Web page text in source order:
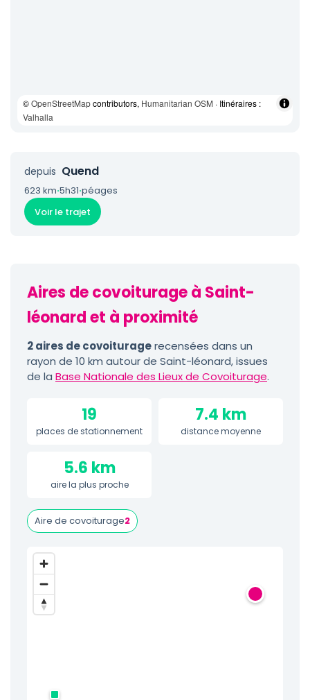
©OpenStreetMapcontributors, Humanitarian OSM · Itinéraires :
Valhalla
depuis Quend
623 km·5h31·péages
Voir le trajet
Aires de covoiturage à Saint-
léonard et à proximité
2 aires de covoituragerecensées dans un
rayon de 10 km autour de Saint-léonard, issues
de la Base Nationale des Lieux de Covoiturage.
19
places de stationnement
7.4 km
distance moyenne
5.6 km
aire la plus proche
Aire de covoiturage2